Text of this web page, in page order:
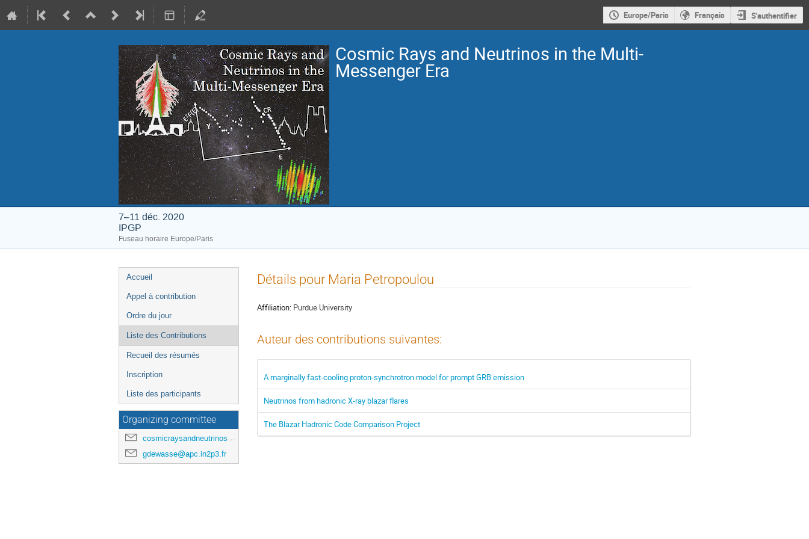
Europe/Paris Français S'authentifier
Cosmic Rays and Neutrinos in the Multi-
Messenger Era
7–11 déc. 2020
IPGP
Fuseau horaire Europe/Paris
Menu
de
Accueil
Appel à contribution
Ordre du jour
Liste des Contributions
Recueil des résumés
Inscription
Liste des participants
Organizing committee
cosmicraysandneutrinosinparis@gmail.com
gdewasse@apc.in2p3.fr
Détails pour Maria Petropoulou
Affiliation: Purdue University
Auteur des contributions suivantes:
A marginally fast-cooling proton-synchrotron model for prompt GRB emission
Neutrinos from hadronic X-ray blazar flares
The Blazar Hadronic Code Comparison Project